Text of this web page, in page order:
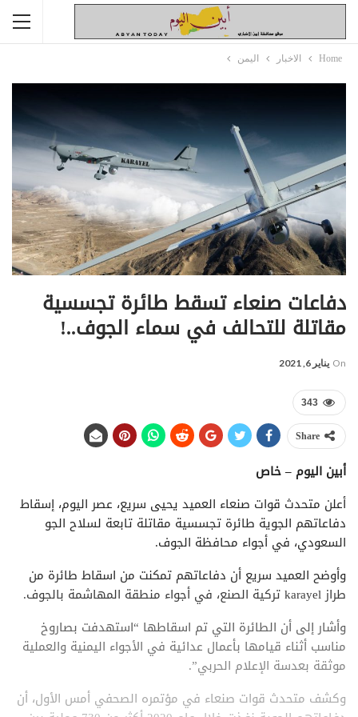
Home الاخبار اليمن
دفاعات صنعاء تسقط طائرة تجسسية
مقاتلة للتحالف في سماء الجوف..!
On يناير 6, 2021
343
Share
أبين اليوم – خاص
أعلن متحدث قوات صنعاء العميد يحيى سريع، عصر اليوم، إسقاط
دفاعاتهم الجوية طائرة تجسسية مقاتلة تابعة لسلاح الجو
السعودي، في أجواء محافظة الجوف.
وأوضح العميد سريع أن دفاعاتهم تمكنت من اسقاط طائرة من
طراز karayel تركية الصنع، في أجواء منطقة المهاشمة بالجوف.
وأشار إلى أن الطائرة التي تم اسقاطها “استهدفت بصاروخ
مناسب أثناء قيامها بأعمال عدائية في الأجواء اليمنية والعملية
موثقة بعدسة الإعلام الحربي”.
وكشف متحدث قوات صنعاء في مؤتمره الصحفي أمس الأول، أن